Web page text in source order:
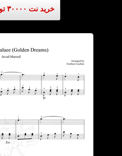
خرید نت ۳۰۰۰۰ تومان